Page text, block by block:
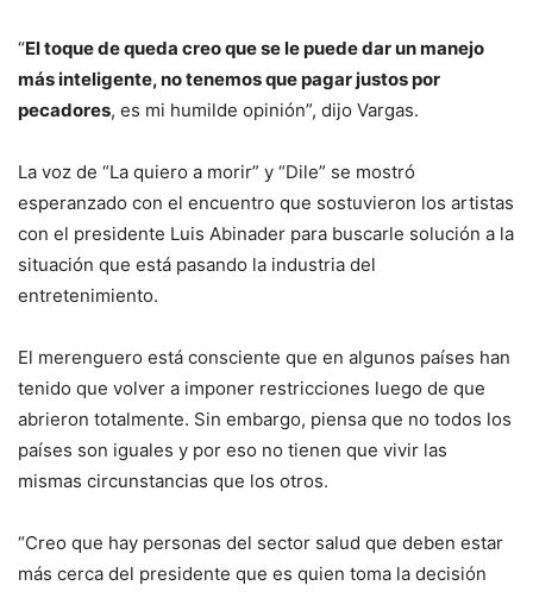
“El toque de queda creo que se le puede dar un manejo
más inteligente, no tenemos que pagar justos por
pecadores, es mi humilde opinión”, dijo Vargas.
La voz de “La quiero a morir” y “Dile” se mostró
esperanzado con el encuentro que sostuvieron los artistas
con el presidente Luis Abinader para buscarle solución a la
situación que está pasando la industria del
entretenimiento.
El merenguero está consciente que en algunos países han
tenido que volver a imponer restricciones luego de que
abrieron totalmente. Sin embargo, piensa que no todos los
países son iguales y por eso no tienen que vivir las
mismas circunstancias que los otros.
“Creo que hay personas del sector salud que deben estar
más cerca del presidente que es quien toma la decisión